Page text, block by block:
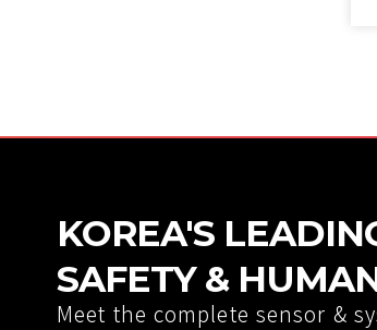
KOREA'S
SAFETY &
Meet the complete sensor &